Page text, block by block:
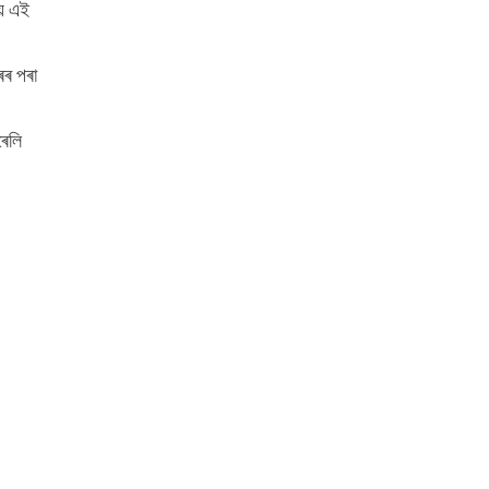
এই
পৰা